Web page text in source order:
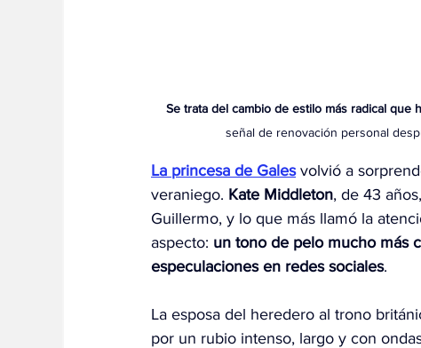
Se trata del cambio de estilo más radical que
señal de renovación personal
La princesa de Gales volvió a
veraniego. Kate Middleton, de 43
Guillermo, y lo que más llamó la
aspecto: un tono de pelo mucho más
especulaciones en redes sociales.
La esposa del heredero al trono
por un rubio intenso, largo y con